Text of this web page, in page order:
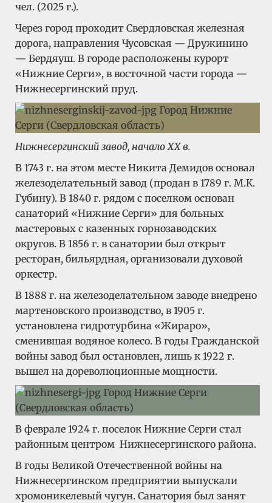
чел. (2025 г.).
Через город проходит Свердловская железная
дорога, направления Чусовская — Дружинино
— Бердяуш. В городе расположены курорт
«Нижние Серги», в восточной части города —
Нижнесергинский пруд.
Нижнесергинский завод, начало XX в.
В 1743 г. на этом месте Никита Демидов основал
железоделательный завод (продан в 1789 г. М.К.
Губину). В 1840 г. рядом с поселком основан
санаторий «Нижние Серги» для больных
мастеровых с казенных горнозаводских
округов. В 1856 г. в санатории был открыт
ресторан, бильярдная, организовали духовой
оркестр.
В 1888 г. на железоделательном заводе внедрено
мартеновского производство, в 1905 г.
установлена гидротурбина «Жираро»,
сменившая водяное колесо. В годы Гражданской
войны завод был остановлен, лишь к 1922 г.
вышел на дореволюционные мощности.
В феврале 1924 г. поселок Нижние Серги стал
районным центром Нижнесергинского района.
В годы Великой Отечественной войны на
Нижнесергинском предприятии выпускали
хромоникелевый чугун. Санатория был занят